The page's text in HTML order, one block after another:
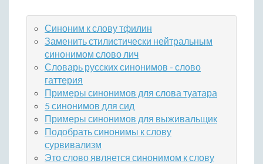
Синоним к слову тфилин
Заменить стилистически нейтральным
синонимом слово лич
Словарь русских синонимов - слово
гаттерия
Примеры синонимов для слова туатара
5 синонимов для сид
Примеры синонимов для выживальщик
Подобрать синонимы к слову
сурвивализм
Это слово является синонимом к слову